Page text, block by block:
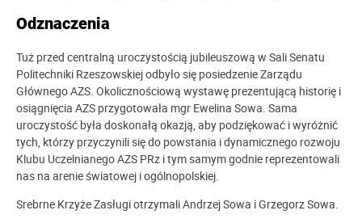
Odznaczenia
Tuż przed centralną uroczystością jubileuszową w Sali Senatu
Politechniki Rzeszowskiej odbyło się posiedzenie Zarządu
Głównego AZS. Okolicznościową wystawę prezentującą historię i
osiągnięcia AZS przygotowała mgr Ewelina Sowa. Sama
uroczystość była doskonałą okazją, aby podziękować i wyróżnić
tych, którzy przyczynili się do powstania i dynamicznego rozwoju
Klubu Uczelnianego AZS PRz i tym samym godnie reprezentowali
nas na arenie światowej i ogólnopolskiej.
Srebrne Krzyże Zasługi otrzymali Andrzej Sowa i Grzegorz Sowa.